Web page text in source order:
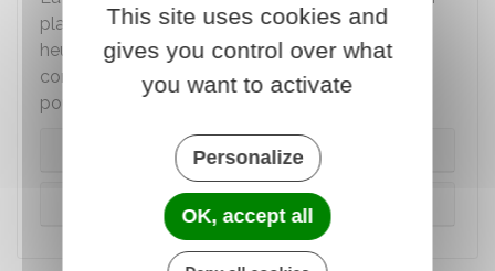
place à des conditions qui varient selon que ces
heures sont accomplies dans la limite du
contingent annuel d'heures supplémentaires
pouvant être effectuées ou au-delà.
Dans la limite du contingent annuel
Au-delà du contingent annuel
This site uses cookies and
gives you control over what
you want to activate
Personalize
OK, accept all